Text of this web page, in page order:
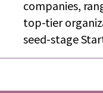
companies,
top-tier
seed-stage